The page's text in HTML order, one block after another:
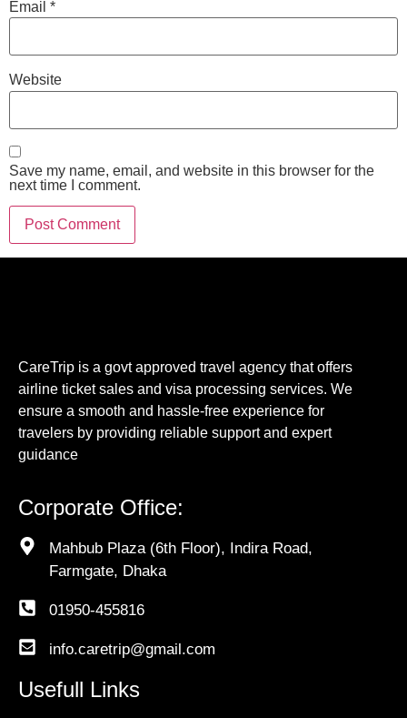
Email *
Website
Save my name, email, and website in this browser for the
next time I comment.
CareTrip is a govt approved travel agency that offers
airline ticket sales and visa processing services. We
ensure a smooth and hassle-free experience for
travelers by providing reliable support and expert
guidance
Corporate Office:
Mahbub Plaza (6th Floor), Indira Road,
Farmgate, Dhaka
01950-455816
info.caretrip@gmail.com
Usefull Links